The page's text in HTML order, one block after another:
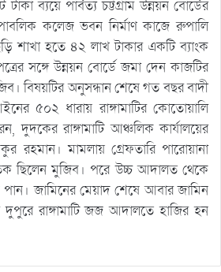
ব্যয়ে পার্বত্য চট্টগ্রাম উন্নয়ন বোর্ডের
পাবলিক কলেজ ভবন নির্মাণ কাজে রুপালি
শাখা হতে ৪২ লাখ টাকার একটি ব্যাংক
সঙ্গে উন্নয়ন বোর্ডে জমা দেন কাজটির
বিষয়টির অনুসন্ধান শেষে গত বছর বাদী
৫০২ ধারায় রাঙ্গামাটির কোতোয়ালি
দুদকের রাঙ্গামাটি আঞ্চলিক কার্যালয়ের
রহমান। মামলায় গ্রেফতারি পারোয়ানা
ছিলেন মুজিব। পরে উচ্চ আদালত থেকে
জামিনের মেয়াদ শেষে আবার জামিন
রাঙ্গামাটি জজ আদালতে হাজির হন